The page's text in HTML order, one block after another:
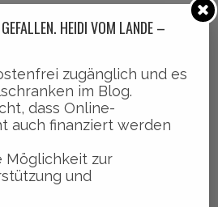
BLOGGERIN
hinterlasst Feedback!
HEIDI VOM LANDE –
zugänglich und es
im Blog.
dass Online-
auch finanziert werden
Möglichkeit zur
und